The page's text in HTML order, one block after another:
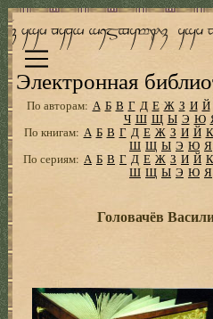
Электронная
По авторам: А Б В Г Д Е Ж З И Й
Ч Ш Щ Ы Э Ю
По книгам: А Б В Г Д Е Ж З И Й К
Ш Щ Ы Э Ю Я
По сериям: А Б В Г Д Е Ж З И Й К
Ш Щ Ы Э Ю Я
Головачёв